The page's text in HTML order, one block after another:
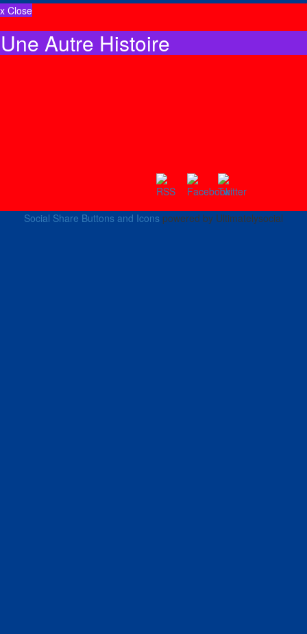
x Close
Une Autre Histoire
Social Share Buttons and Icons powered by Ultimatelysocial